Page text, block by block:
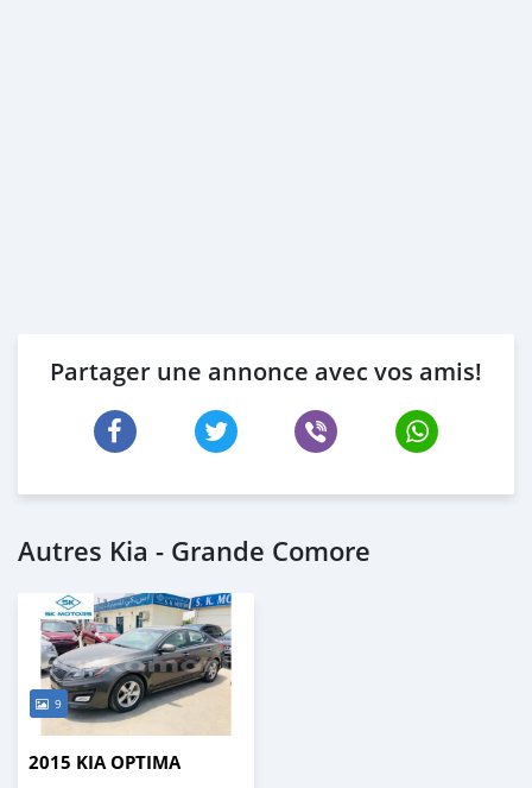
Partager une annonce avec vos amis!
Autres Kia - Grande Comore
9
2015 KIA OPTIMA